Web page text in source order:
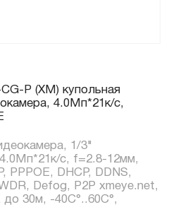
P (XM) купольная
4.0Мп*21к/с,
1/3"
с, f=2.8-12мм,
PPPOE, DHCP, DDNS,
Defog, P2P xmeye.net,
30м, -40C°..60C°,